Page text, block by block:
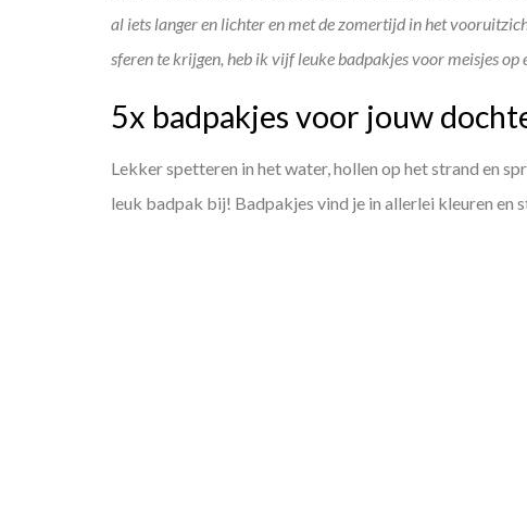
al iets langer en lichter en met de zomertijd in het
sferen te krijgen, heb ik vijf leuke badpakjes voor meisjes op
5x badpakjes voor jouw
Lekker spetteren in het water, hollen op het strand en
leuk badpak bij! Badpakjes vind je in allerlei kleuren en